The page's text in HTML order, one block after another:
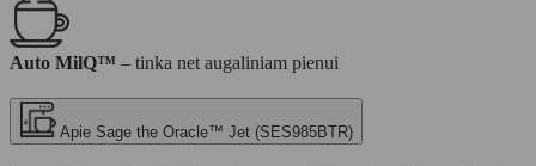
Auto MilQ™ – tinka net augaliniam pienui
Apie Sage the Oracle™ Jet (SES985BTR)